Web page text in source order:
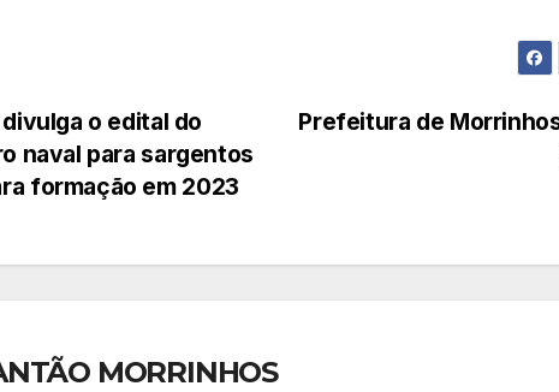
Prefeitura de
o edital do
naval para sargentos
formação em 2023
MORRINHOS